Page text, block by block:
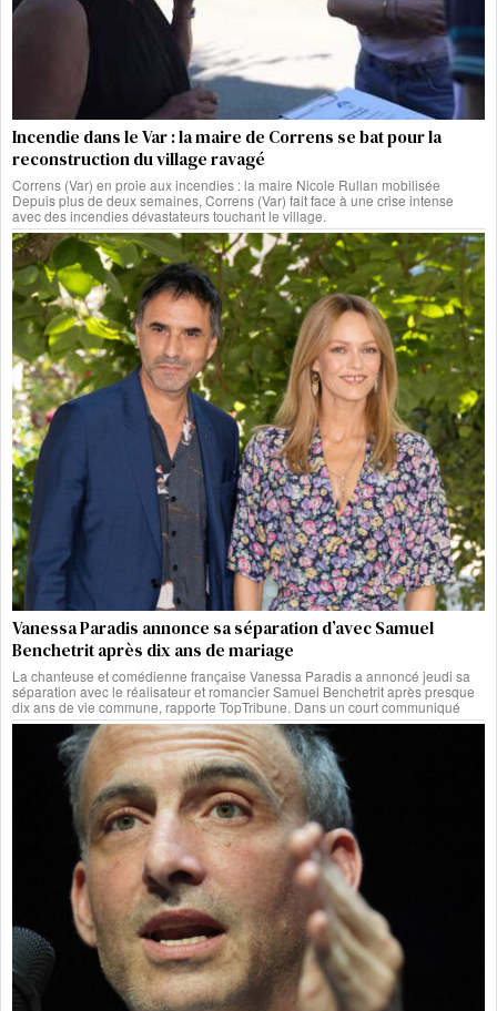
Incendie dans le Var : la maire de Correns se bat pour la
reconstruction du village ravagé
Correns (Var) en proie aux incendies : la maire Nicole Rullan mobilisée
Depuis plus de deux semaines, Correns (Var) fait face à une crise intense
avec des incendies dévastateurs touchant le village.
Vanessa Paradis annonce sa séparation d’avec Samuel
Benchetrit après dix ans de mariage
La chanteuse et comédienne française Vanessa Paradis a annoncé jeudi sa
séparation avec le réalisateur et romancier Samuel Benchetrit après presque
dix ans de vie commune, rapporte TopTribune. Dans un court communiqué